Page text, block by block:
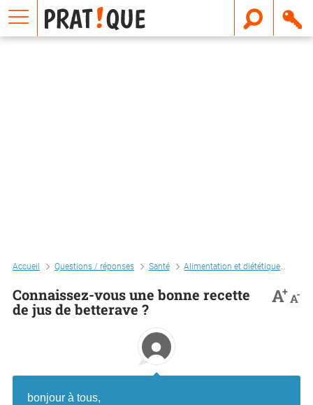
Accueil Questions / réponses Santé Alimentation et diététique
Connaissez-vous une bonne recette
de jus de betterave ?
A+A-
bonjour à tous,
E
m
a